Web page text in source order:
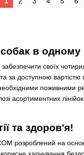
в одному
своїх
доступною вартістю
поживними
асортиментних
та здоров'я!
на основі